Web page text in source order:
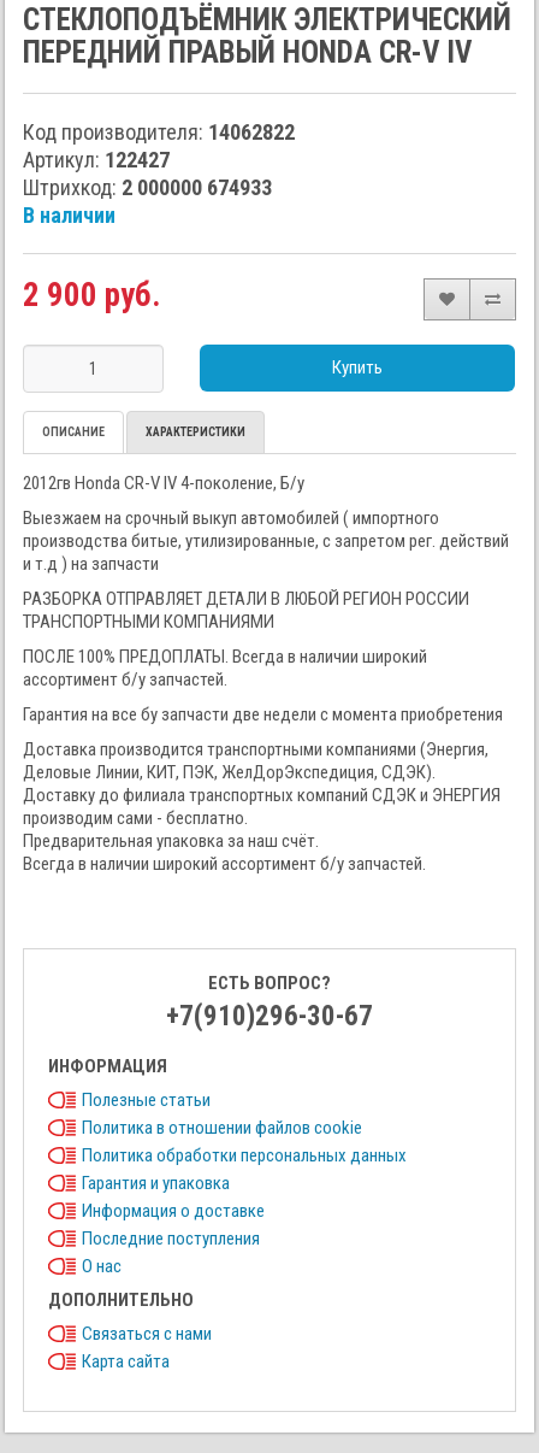
СТЕКЛОПОДЪЁМНИК ЭЛЕКТРИЧЕСКИЙ
ПЕРЕДНИЙ ПРАВЫЙ HONDA CR-V IV
Код производителя: 14062822
Артикул: 122427
Штрихкод: 2 000000 674933
В наличии
2 900 руб.
Купить
ОПИСАНИЕ ХАРАКТЕРИСТИКИ
2012гв Honda CR-V IV 4-поколение, Б/у
Выезжаем на срочный выкуп автомобилей ( импортного
производства битые, утилизированные, с запретом рег. действий
и т.д ) на запчасти
РАЗБОРКА ОТПРАВЛЯЕТ ДЕТАЛИ В ЛЮБОЙ РЕГИОН РОССИИ
ТРАНСПОРТНЫМИ КОМПАНИЯМИ
ПОСЛЕ 100% ПРЕДОПЛАТЫ. Всегда в наличии широкий
ассортимент б/у запчастей.
Гарантия на все бу запчасти две недели с момента приобретения
Доставка производится транспортными компаниями (Энергия,
Деловые Линии, КИТ, ПЭК, ЖелДорЭкспедиция, СДЭК).
Доставку до филиала транспортных компаний СДЭК и ЭНЕРГИЯ
производим сами - бесплатно.
Предварительная упаковка за наш счёт.
Всегда в наличии широкий ассортимент б/у запчастей.
ЕСТЬ ВОПРОС?
+7(910)296-30-67
ИНФОРМАЦИЯ
Полезные статьи
Политика в отношении файлов cookie
Политика обработки персональных данных
Гарантия и упаковка
Информация о доставке
Последние поступления
О нас
ДОПОЛНИТЕЛЬНО
Связаться с нами
Карта сайта